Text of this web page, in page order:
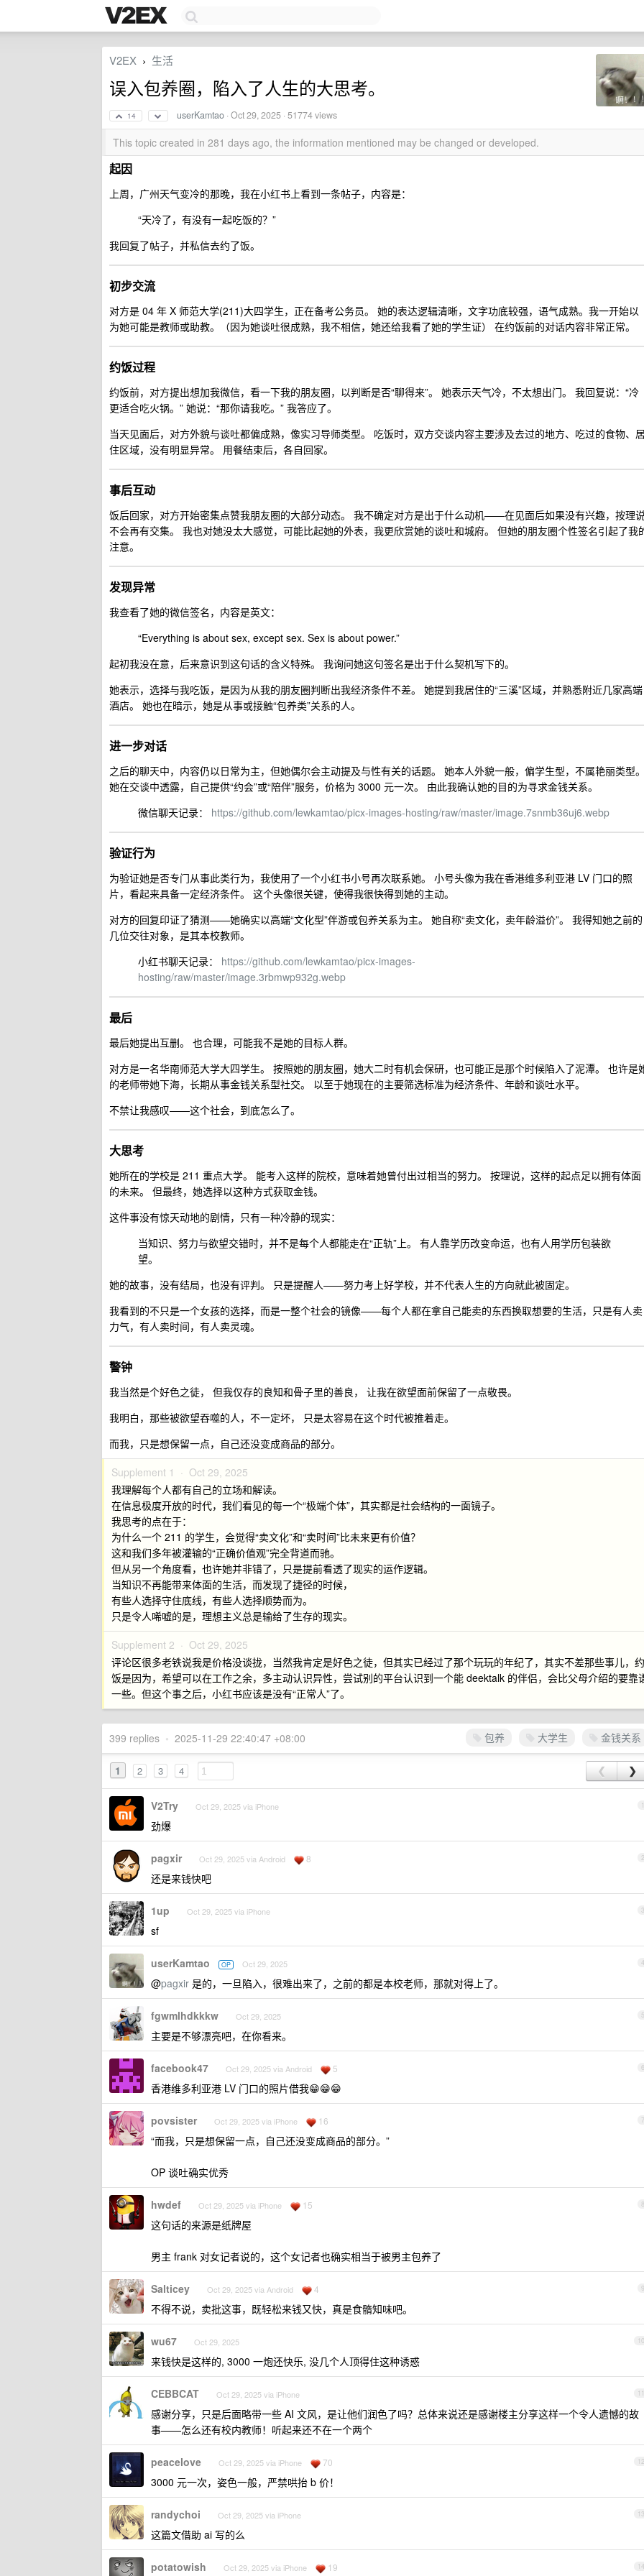
V2EX › 生活
误入包养圈，陷入了人生的大思考。
14 userKamtao ·Oct 29, 2025 · 51774 views
This topic created in 281 days ago, the information mentioned may be changed or developed.
起因
上周，广州天气变冷的那晚，我在小红书上看到一条帖子，内容是：
“天冷了，有没有一起吃饭的？”
我回复了帖子，并私信去约了饭。
初步交流
对方是 04 年 X 师范大学(211)大四学生，正在备考公务员。 她的表达逻辑清晰，文字功底较强，语气成熟。我一开始以
为她可能是教师或助教。（因为她谈吐很成熟，我不相信，她还给我看了她的学生证） 在约饭前的对话内容非常正常。
约饭过程
约饭前，对方提出想加我微信，看一下我的朋友圈，以判断是否“聊得来”。 她表示天气冷，不太想出门。 我回复说：“冷
更适合吃火锅。” 她说：“那你请我吃。” 我答应了。
当天见面后，对方外貌与谈吐都偏成熟，像实习导师类型。 吃饭时，双方交谈内容主要涉及去过的地方、吃过的食物、
住区域，没有明显异常。 用餐结束后，各自回家。
事后互动
饭后回家，对方开始密集点赞我朋友圈的大部分动态。 我不确定对方是出于什么动机——在见面后如果没有兴趣，按理
不会再有交集。 我也对她没太大感觉，可能比起她的外表，我更欣赏她的谈吐和城府。 但她的朋友圈个性签名引起了我
注意。
发现异常
我查看了她的微信签名，内容是英文：
“Everything is about sex, except sex. Sex is about power.”
起初我没在意，后来意识到这句话的含义特殊。 我询问她这句签名是出于什么契机写下的。
她表示，选择与我吃饭，是因为从我的朋友圈判断出我经济条件不差。 她提到我居住的“三溪”区域，并熟悉附近几家高端
酒店。 她也在暗示，她是从事或接触“包养类”关系的人。
进一步对话
之后的聊天中，内容仍以日常为主，但她偶尔会主动提及与性有关的话题。 她本人外貌一般，偏学生型，不属艳丽类型
她在交谈中透露，自己提供“约会”或“陪伴”服务，价格为 3000 元一次。 由此我确认她的目的为寻求金钱关系。
微信聊天记录： https://github.com/lewkamtao/picx-images-hosting/raw/master/image.7snmb36uj6.webp
验证行为
为验证她是否专门从事此类行为，我使用了一个小红书小号再次联系她。 小号头像为我在香港维多利亚港 LV 门口的照
片，看起来具备一定经济条件。 这个头像很关键，使得我很快得到她的主动。
对方的回复印证了猜测——她确实以高端“文化型”伴游或包养关系为主。 她自称“卖文化，卖年龄溢价”。 我得知她之前的
几位交往对象，是其本校教师。
小红书聊天记录： https://github.com/lewkamtao/picx-images-
hosting/raw/master/image.3rbmwp932g.webp
最后
最后她提出互删。 也合理，可能我不是她的目标人群。
对方是一名华南师范大学大四学生。 按照她的朋友圈，她大二时有机会保研，也可能正是那个时候陷入了泥潭。 也许是
的老师带她下海，长期从事金钱关系型社交。 以至于她现在的主要筛选标准为经济条件、年龄和谈吐水平。
不禁让我感叹——这个社会，到底怎么了。
大思考
她所在的学校是 211 重点大学。 能考入这样的院校，意味着她曾付出过相当的努力。 按理说，这样的起点足以拥有体面
的未来。 但最终，她选择以这种方式获取金钱。
这件事没有惊天动地的剧情，只有一种冷静的现实：
当知识、努力与欲望交错时，并不是每个人都能走在“正轨”上。 有人靠学历改变命运，也有人用学历包装欲
望。
她的故事，没有结局，也没有评判。 只是提醒人——努力考上好学校，并不代表人生的方向就此被固定。
我看到的不只是一个女孩的选择，而是一整个社会的镜像——每个人都在拿自己能卖的东西换取想要的生活，只是有人卖
力气，有人卖时间，有人卖灵魂。
警钟
我当然是个好色之徒， 但我仅存的良知和骨子里的善良， 让我在欲望面前保留了一点敬畏。
我明白，那些被欲望吞噬的人，不一定坏， 只是太容易在这个时代被推着走。
而我，只是想保留一点，自己还没变成商品的部分。
Supplement 1 · Oct 29, 2025
我理解每个人都有自己的立场和解读。
在信息极度开放的时代，我们看见的每一个“极端个体”，其实都是社会结构的一面镜子。
我思考的点在于：
为什么一个 211 的学生，会觉得“卖文化”和“卖时间”比未来更有价值？
这和我们多年被灌输的“正确价值观”完全背道而驰。
但从另一个角度看，也许她并非错了，只是提前看透了现实的运作逻辑。
当知识不再能带来体面的生活，而发现了捷径的时候，
有些人选择守住底线，有些人选择顺势而为。
只是令人唏嘘的是，理想主义总是输给了生存的现实。
Supplement 2 · Oct 29, 2025
评论区很多老铁说我是价格没谈拢，当然我肯定是好色之徒，但其实已经过了那个玩玩的年纪了，其实不差那些事儿，约
饭是因为，希望可以在工作之余，多主动认识异性，尝试别的平台认识到一个能 deektalk 的伴侣，会比父母介绍的要靠
一些。但这个事之后，小红书应该是没有“正常人”了。
包养 大学生 金钱关系
399 replies • 2025-11-29 22:40:47 +08:00
1 2 3 4 ❮ ❯
1
V2Try Oct 29, 2025 via iPhone
劲爆
2
pagxir Oct 29, 2025 via Android 8
还是来钱快吧
3
1up Oct 29, 2025 via iPhone
sf
4
userKamtao OP Oct 29, 2025
@pagxir 是的，一旦陷入，很难出来了，之前的都是本校老师，那就对得上了。
5
fgwmlhdkkkw Oct 29, 2025
主要是不够漂亮吧，在你看来。
6
facebook47 Oct 29, 2025 via Android 5
香港维多利亚港 LV 门口的照片借我😁😁😁
7
povsister Oct 29, 2025 via iPhone 16
“而我，只是想保留一点，自己还没变成商品的部分。”
OP 谈吐确实优秀
8
hwdef Oct 29, 2025 via iPhone 15
这句话的来源是纸牌屋
男主 frank 对女记者说的，这个女记者也确实相当于被男主包养了
9
Salticey Oct 29, 2025 via Android 4
不得不说，卖批这事，既轻松来钱又快，真是食䯝知味吧。
10
wu67 Oct 29, 2025
来钱快是这样的, 3000 一炮还快乐, 没几个人顶得住这种诱惑
11
CEBBCAT Oct 29, 2025 via iPhone
感谢分享，只是后面略带一些 AI 文风，是让他们润色了吗？总体来说还是感谢楼主分享这样一个令人遗憾的故
事——怎么还有校内教师！听起来还不在一个两个
12
peacelove Oct 29, 2025 via iPhone 70
3000 元一次，姿色一般，严禁哄抬 b 价！
13
randychoi Oct 29, 2025 via iPhone
这篇文借助 ai 写的么
14
potatowish Oct 29, 2025 via iPhone 19